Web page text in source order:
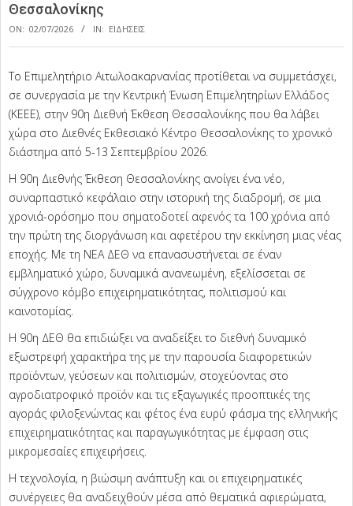
Θεσσαλονίκης
ON: 02/07/2026 IN: ΕΙΔΗΣΕΙΣ
Το Επιμελητήριο Αιτωλοακαρνανίας προτίθεται να συμμετάσχει,
σε συνεργασία με την Κεντρική Ένωση Επιμελητηρίων Ελλάδος
(ΚΕΕΕ), στην 90η Διεθνή Έκθεση Θεσσαλονίκης που θα λάβει
χώρα στο Διεθνές Εκθεσιακό Κέντρο Θεσσαλονίκης το χρονικό
διάστημα από 5-13 Σεπτεμβρίου 2026.
Η 90η Διεθνής Έκθεση Θεσσαλονίκης ανοίγει ένα νέο,
συναρπαστικό κεφάλαιο στην ιστορική της διαδρομή, σε μια
χρονιά-ορόσημο που σηματοδοτεί αφενός τα 100 χρόνια από
την πρώτη της διοργάνωση και αφετέρου την εκκίνηση μιας νέας
εποχής. Με τη ΝΕΑ ΔΕΘ να επανασυστήνεται σε έναν
εμβληματικό χώρο, δυναμικά ανανεωμένη, εξελίσσεται σε
σύγχρονο κόμβο επιχειρηματικότητας, πολιτισμού και
καινοτομίας.
Η 90η ΔΕΘ θα επιδιώξει να αναδείξει το διεθνή δυναμικό
εξωστρεφή χαρακτήρα της με την παρουσία διαφορετικών
προϊόντων, γεύσεων και πολιτισμών, στοχεύοντας στο
αγροδιατροφικό προϊόν και τις εξαγωγικές προοπτικές της
αγοράς φιλοξενώντας και φέτος ένα ευρύ φάσμα της ελληνικής
επιχειρηματικότητας και παραγωγικότητας με έμφαση στις
μικρομεσαίες επιχειρήσεις.
Η τεχνολογία, η βιώσιμη ανάπτυξη και οι επιχειρηματικές
συνέργειες θα αναδειχθούν μέσα από θεματικά αφιερώματα,